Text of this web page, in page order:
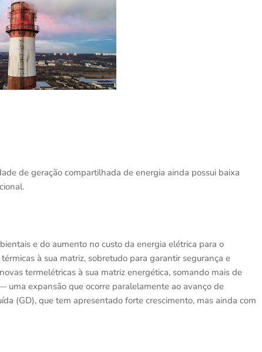
de geração compartilhada de energia ainda possui baixa
e do aumento no custo da energia elétrica para o
à sua matriz, sobretudo para garantir segurança e
termelétricas à sua matriz energética, somando mais de
uma expansão que ocorre paralelamente ao avanço de
(GD), que tem apresentado forte crescimento, mas ainda com